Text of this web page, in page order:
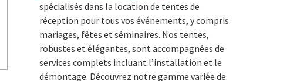
spécialisés dans la location de tentes de
réception pour tous vos événements, y compris
mariages, fêtes et séminaires. Nos tentes,
robustes et élégantes, sont accompagnées de
services complets incluant l’installation et le
démontage. Découvrez notre gamme variée de